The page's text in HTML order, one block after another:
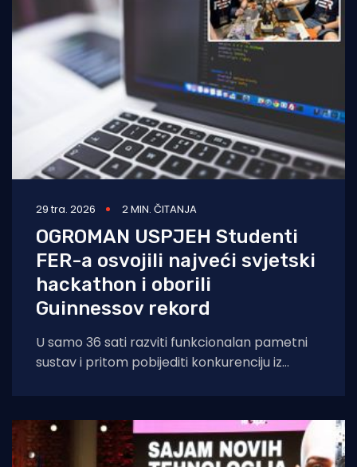
29 tra. 2026 2 MIN. ČITANJA
OGROMAN USPJEH Studenti
FER-a osvojili najveći svjetski
hackathon i oborili
Guinnessov rekord
U samo 36 sati razviti funkcionalan pametni
sustav i pritom pobijediti konkurenciju iz